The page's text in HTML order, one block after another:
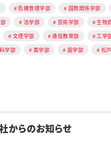
危機管理学部 国際関係学部
法学部 芸術学部
生物
文理学部 通信教育部
工学
学部
薬学部 歯学部
松
からのお知らせ